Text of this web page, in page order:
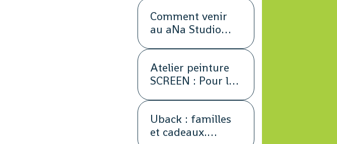
Comment venir
au aNa Studio
Atelier peinture
SCREEN : Pour les
animation,
séminaire,
Uback : familles
et cadeaux.